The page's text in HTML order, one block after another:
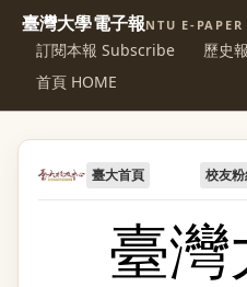
臺灣大學電子報NTU E-PAPER
訂閱本報 Subscribe
歷史
首頁 HOME
臺大首頁 校友粉
臺灣